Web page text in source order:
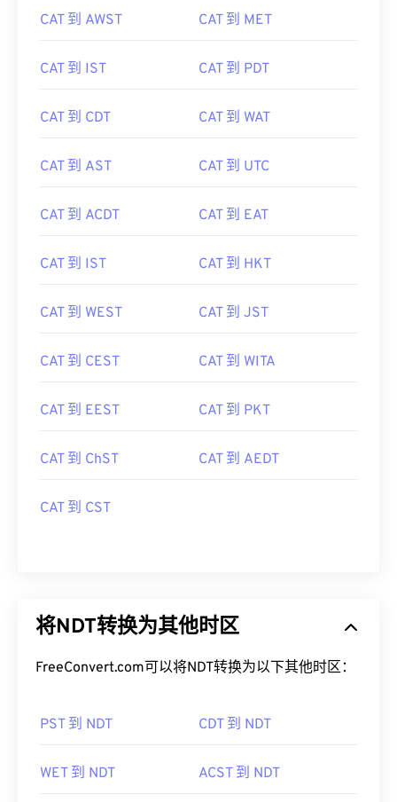
CAT 到 AWST CAT 到 MET
CAT 到 IST CAT 到 PDT
CAT 到 CDT CAT 到 WAT
CAT 到 AST CAT 到 UTC
CAT 到 ACDT CAT 到 EAT
CAT 到 IST CAT 到 HKT
CAT 到 WEST CAT 到 JST
CAT 到 CEST CAT 到 WITA
CAT 到 EEST CAT 到 PKT
CAT 到 ChST CAT 到 AEDT
CAT 到 CST
将NDT转换为其他时区
FreeConvert.com可以将NDT转换为以下其他时区：
PST 到 NDT CDT 到 NDT
WET 到 NDT ACST 到 NDT